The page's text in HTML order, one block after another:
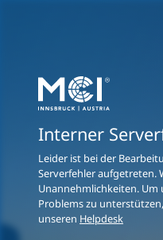
Interner
Leider ist bei der
Serverfehler aufgetreten.
Unannehmlichkeiten. Um
Problems zu
unseren Helpdesk